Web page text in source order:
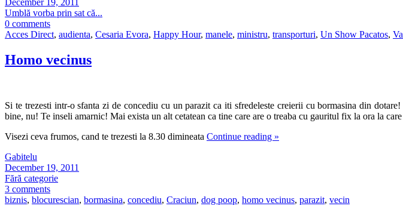
December 19, 2011
Umblă vorba prin sat că...
0 comments
Acces Direct, audienta, Cesaria Evora, Happy Hour, manele, ministru, transporturi, Un Show Pacatos,
Homo vecinus
Si te trezesti intr-o sfanta zi de concediu cu un parazit ca iti sfredeleste creierii cu bormasina din
bine, nu! Te inseli amarnic! Mai exista un alt cetatean ca tine care are o treaba cu gauritul fix la ora la
Visezi ceva frumos, cand te trezesti la 8.30 dimineata Continue reading »
Gabitelu
December 19, 2011
Fără categorie
3 comments
biznis, blocurescian, bormasina, concediu, Craciun, dog poop, homo vecinus, parazit, vecin